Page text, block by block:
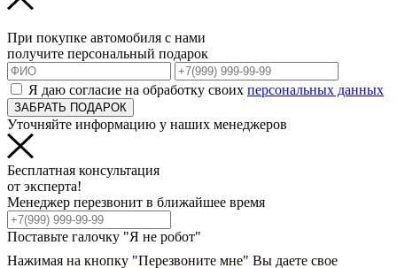
При покупке автомобиля с нами
получите персональный подарок
Я даю согласие на обработку своих персональных данных
ЗАБРАТЬ ПОДАРОК
Уточняйте информацию у наших менеджеров
Бесплатная консультация
от эксперта!
Менеджер перезвонит в ближайшее время
Поставьте галочку "Я не робот"
Нажимая на кнопку "Перезвоните мне" Вы даете свое